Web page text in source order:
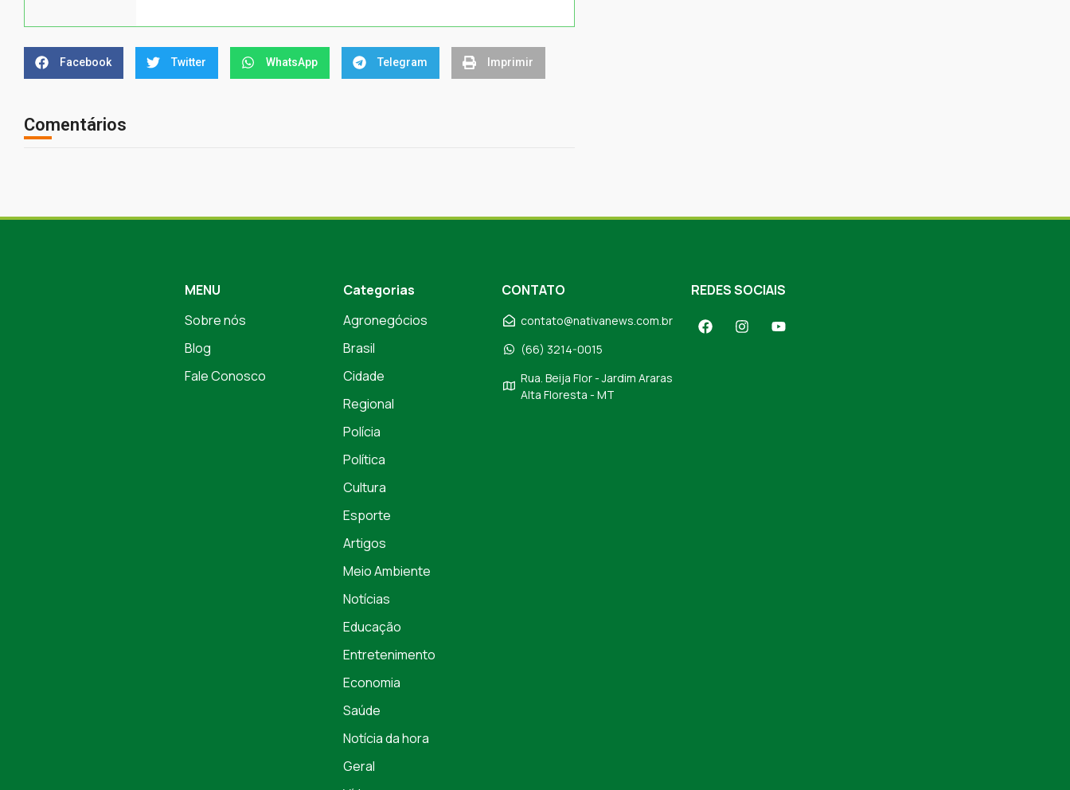
Facebook Twitter WhatsApp Telegram Imprimir
Comentários
MENU
Sobre nós
Blog
Fale Conosco
Categorias
Agronegócios
Brasil
Cidade
Regional
Polícia
Política
Cultura
Esporte
Artigos
Meio Ambiente
Notícias
Educação
Entretenimento
Economia
Saúde
Notícia da hora
Geral
CONTATO
contato@nativanews.com.br
(66) 3214-0015
Rua. Beija Flor - Jardim Araras
Alta Floresta - MT
REDES SOCIAIS